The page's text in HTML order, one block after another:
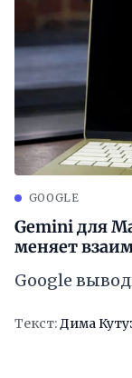
GOOGLE
Gemini для
меняет
Google
Текст:Дима